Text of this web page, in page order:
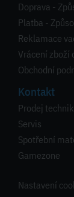
Doprava -
Platba -
Reklamace
Vrácení zboží
Obchodní
Kontakt
Prodej
Servis
Spotřební
Gamezone
Nastavení